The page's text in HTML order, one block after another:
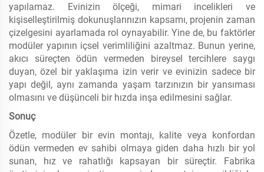
yapılamaz. Evinizin ölçeği, mimari incelikleri ve
kişiselleştirilmiş dokunuşlarınızın kapsamı, projenin zaman
çizelgesini ayarlamada rol oynayabilir. Yine de, bu faktörler
modüler yapının içsel verimliliğini azaltmaz. Bunun yerine,
akıcı süreçten ödün vermeden bireysel tercihlere saygı
duyan, özel bir yaklaşıma izin verir ve evinizin sadece bir
yapı değil, aynı zamanda yaşam tarzınızın bir yansıması
olmasını ve düşünceli bir hızda inşa edilmesini sağlar.
Sonuç
Özetle, modüler bir evin montajı, kalite veya konfordan
ödün vermeden ev sahibi olmaya giden daha hızlı bir yol
sunan, hız ve rahatlığı kapsayan bir süreçtir. Fabrika